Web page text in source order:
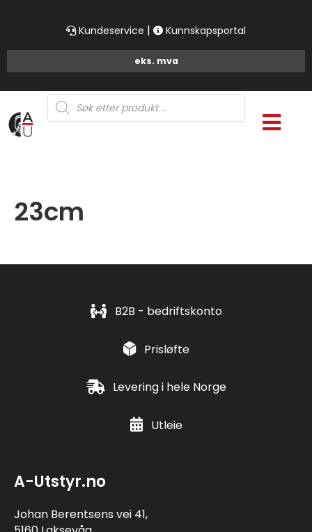
Kundeservice | Kunnskapsportal
Products
search
23cm
B2B - bedriftskonto
Prisløfte
Levering i hele Norge
Utleie
A-Utstyr.no
Johan Berentsens vei 41,